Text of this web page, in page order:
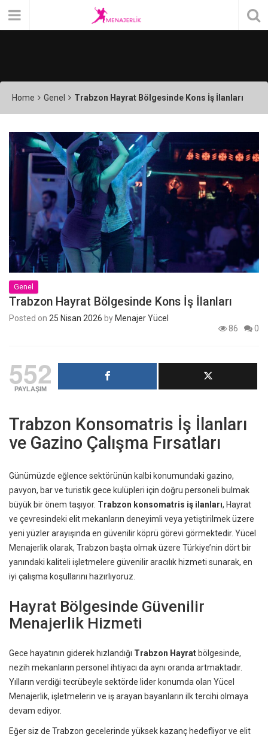
Home Genel Trabzon Hayrat Bölgesinde Kons İş İlanları
Genel
Trabzon Hayrat Bölgesinde Kons İş İlanları
Posted on 25 Nisan 2026 by Menajer Yücel
86
0
552
PAYLAŞIM
Trabzon Konsomatris İş İlanları
ve Gazino Çalışma Fırsatları
Günümüzde eğlence sektörünün kalbi konumundaki gazino,
pavyon, bar ve turistik gece kulüpleri için doğru personeli bulmak
büyük bir önem taşıyor. Trabzon konsomatris iş ilanları, Hayrat
ve çevresindeki elit mekanların deneyimli veya yetiştirilmek üzere
yeni yüzler arayışında en güvenilir köprü görevi görmektedir. Yücel
Menajerlik olarak, Trabzon başta olmak üzere Türkiye’nin dört bir
yanındaki kaliteli işletmelere güvenilir aracılık hizmeti sunarak, en
iyi çalışma koşullarını hazırlıyoruz.
Hayrat Bölgesinde Güvenilir
Menajerlik Hizmeti
Gece hayatının giderek hızlandığı Trabzon Hayrat bölgesinde,
nezih mekanların personel ihtiyacı da aynı oranda artmaktadır.
Yılların verdiği tecrübeyle sektörde lider konumda olan Yücel
Menajerlik, işletmelerin ve iş arayan bayanların ilk tercihi olmaya
devam ediyor.
Eğer siz de Trabzon gecelerinde yüksek kazanç hedefliyor ve elit